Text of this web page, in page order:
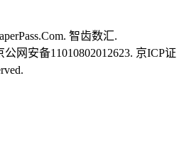
智齿数汇.
公网安备11010802012623. 京ICP证